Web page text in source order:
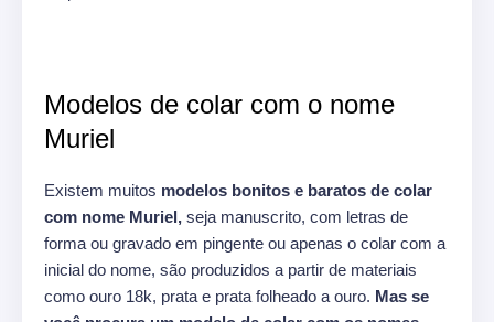
Modelos de colar com o nome
Muriel
Existem muitos modelos bonitos e baratos de colar
com nome Muriel, seja manuscrito, com letras de
forma ou gravado em pingente ou apenas o colar com a
inicial do nome, são produzidos a partir de materiais
como ouro 18k, prata e prata folheado a ouro. Mas se